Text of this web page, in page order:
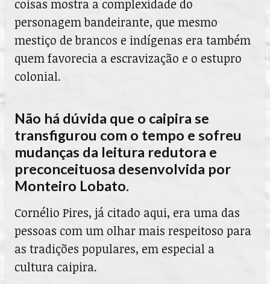
coisas mostra a complexidade do
personagem bandeirante, que mesmo
mestiço de brancos e indígenas era também
quem favorecia a escravização e o estupro
colonial.
Não há dúvida que o caipira se
transfigurou com o tempo e sofreu
mudanças da leitura redutora e
preconceituosa desenvolvida por
Monteiro Lobato.
Cornélio Pires, já citado aqui, era uma das
pessoas com um olhar mais respeitoso para
as tradições populares, em especial a
cultura caipira.